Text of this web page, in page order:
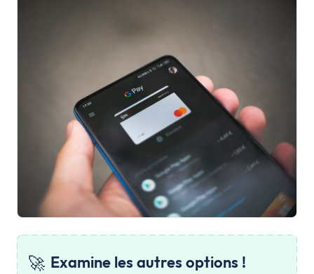
🚀 Examine les autres options !